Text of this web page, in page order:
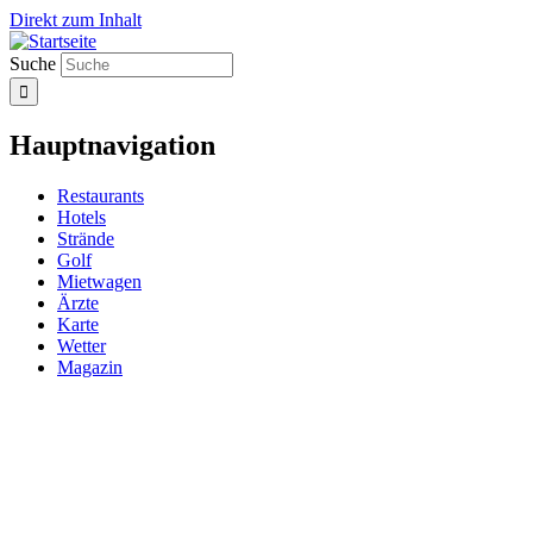
Direkt zum Inhalt
Suche
Hauptnavigation
Restaurants
Hotels
Strände
Golf
Mietwagen
Ärzte
Karte
Wetter
Magazin